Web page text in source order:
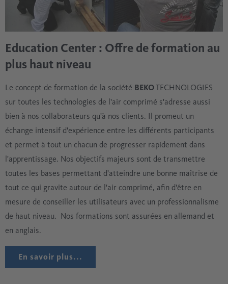
Education Center : Offre de formation au
plus haut niveau
Le concept de formation de la société BEKOTECHNOLOGIES
sur toutes les technologies de l'air comprimé s'adresse aussi
bien à nos collaborateurs qu'à nos clients. Il promeut un
échange intensif d'expérience entre les différents participants
et permet à tout un chacun de progresser rapidement dans
l'apprentissage. Nos objectifs majeurs sont de transmettre
toutes les bases permettant d'atteindre une bonne maîtrise de
tout ce qui gravite autour de l'air comprimé, afin d'être en
mesure de conseiller les utilisateurs avec un professionnalisme
de haut niveau. Nos formations sont assurées en allemand et
en anglais.
En savoir plus...